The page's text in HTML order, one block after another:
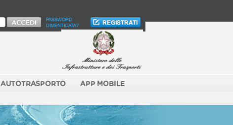
PASSWORD
DIMENTICATA?
AUTOTRASPORTO APP MOBILE